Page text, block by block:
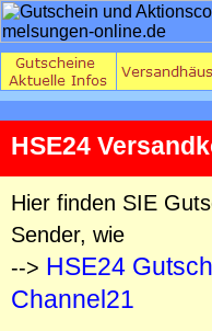
HSE24
Hier finden SIE
Sender, wie
--> HSE24
Channel21